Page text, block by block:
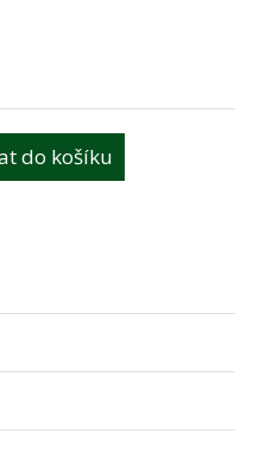
do košíku